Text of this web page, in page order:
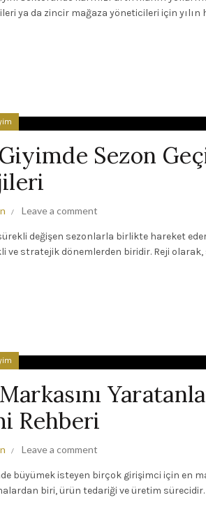
ya da zincir mağaza yöneticileri için
Sezon
Leave a comment
değişen sezonlarla birlikte hareket
ve stratejik dönemlerden biridir. Reji
Rehberi
Leave a comment
büyümek isteyen birçok girişimci için en
biri, ürün tedariği ve üretim